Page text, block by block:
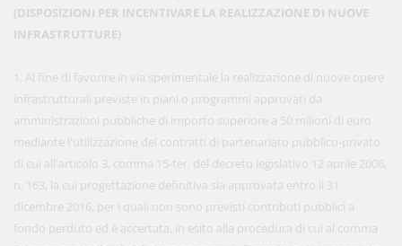
(DISPOSIZIONI PER INCENTIVARE LA REALIZZAZIONE DI NUOVE
INFRASTRUTTURE)
1. Al fine di favorire in via sperimentale la realizzazione di nuove opere
infrastrutturali previste in piani o programmi approvati da
amministrazioni pubbliche di importo superiore a 50 milioni di euro
mediante l'utilizzazione dei contratti di partenariato pubblico-privato
di cui all'articolo 3, comma 15-ter, del decreto legislativo 12 aprile 2006,
n. 163, la cui progettazione definitiva sia approvata entro il 31
dicembre 2016, per i quali non sono previsti contributi pubblici a
fondo perduto ed è accertata, in esito alla procedura di cui al comma
anziché570.00€,risparmi il 21%!
Acquista ora
48,00 € MENSILI
Acquista ora